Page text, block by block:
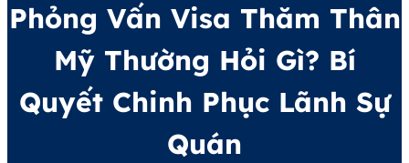
Phỏng Vấn Visa Thăm Thân
Mỹ Thường Hỏi Gì? Bí
Quyết Chinh Phục Lãnh Sự
Quán